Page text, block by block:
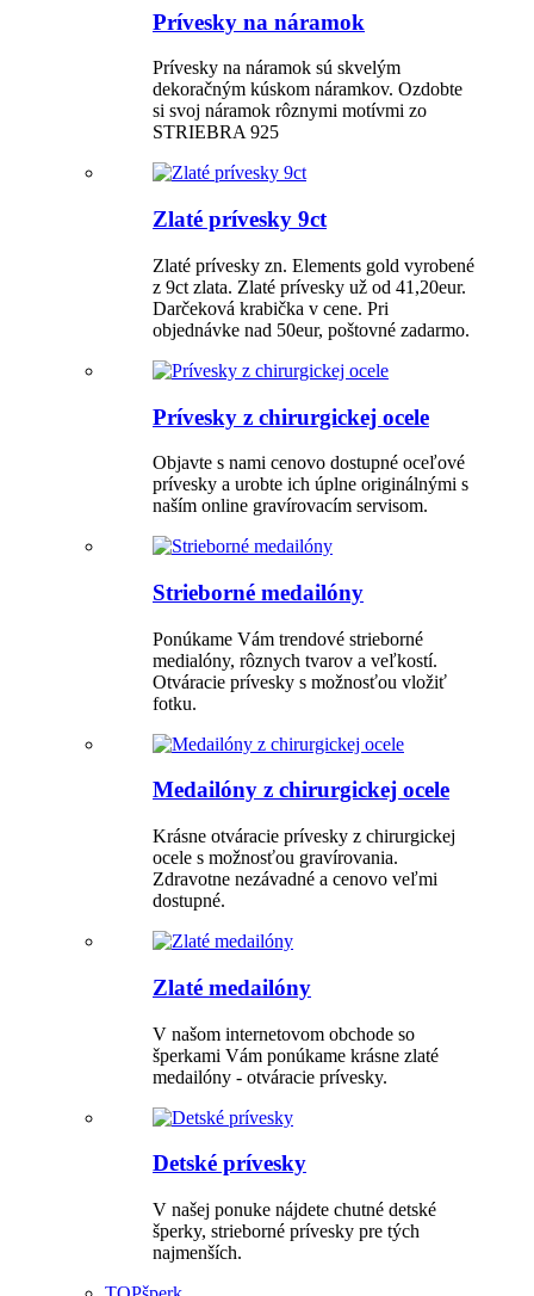
Prívesky na náramok
Prívesky na náramok sú skvelým
dekoračným kúskom náramkov. Ozdobte
si svoj náramok rôznymi motívmi zo
STRIEBRA 925
Zlaté prívesky 9ct
Zlaté prívesky zn. Elements gold vyrobené
z 9ct zlata. Zlaté prívesky už od 41,20eur.
Darčeková krabička v cene. Pri
objednávke nad 50eur, poštovné zadarmo.
Prívesky z chirurgickej ocele
Objavte s nami cenovo dostupné oceľové
prívesky a urobte ich úplne originálnými s
naším online gravírovacím servisom.
Strieborné medailóny
Ponúkame Vám trendové strieborné
medialóny, rôznych tvarov a veľkostí.
Otváracie prívesky s možnosťou vložiť
fotku.
Medailóny z chirurgickej ocele
Krásne otváracie prívesky z chirurgickej
ocele s možnosťou gravírovania.
Zdravotne nezávadné a cenovo veľmi
dostupné.
Zlaté medailóny
V našom internetovom obchode so
šperkami Vám ponúkame krásne zlaté
medailóny - otváracie prívesky.
Detské prívesky
V našej ponuke nájdete chutné detské
šperky, strieborné prívesky pre tých
najmenších.